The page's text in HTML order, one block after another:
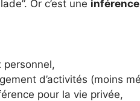
Or c’est une
personnel,
d’activités (moins
pour la vie privée,